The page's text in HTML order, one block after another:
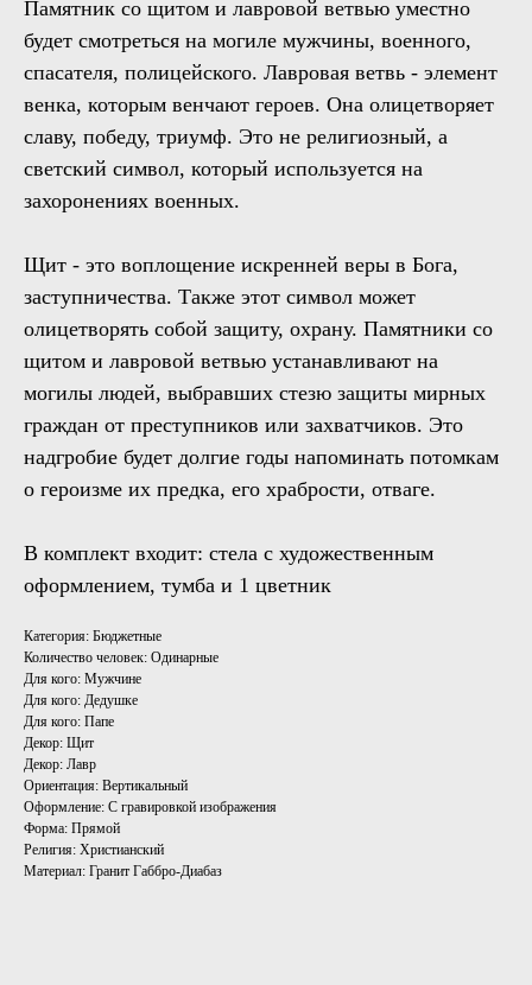
Памятник со щитом и лавровой ветвью уместно
будет смотреться на могиле мужчины, военного,
спасателя, полицейского. Лавровая ветвь - элемент
венка, которым венчают героев. Она олицетворяет
славу, победу, триумф. Это не религиозный, а
светский символ, который используется на
захоронениях военных.
Щит - это воплощение искренней веры в Бога,
заступничества. Также этот символ может
олицетворять собой защиту, охрану. Памятники со
щитом и лавровой ветвью устанавливают на
могилы людей, выбравших стезю защиты мирных
граждан от преступников или захватчиков. Это
надгробие будет долгие годы напоминать потомкам
о героизме их предка, его храбрости, отваге.
В комплект входит: стела с художественным
оформлением, тумба и 1 цветник
Категория: Бюджетные
Количество человек: Одинарные
Для кого: Мужчине
Для кого: Дедушке
Для кого: Папе
Декор: Щит
Декор: Лавр
Ориентация: Вертикальный
Оформление: С гравировкой изображения
Форма: Прямой
Религия: Христианский
Материал: Гранит Габбро-Диабаз